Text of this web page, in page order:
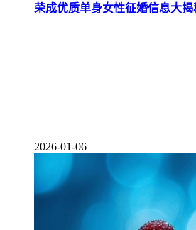
荣成优质单身女性征婚信息大
2026-01-06